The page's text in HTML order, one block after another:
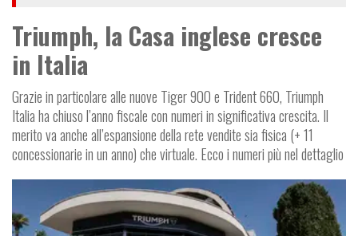
Triumph, la Casa inglese cresce
in Italia
Grazie in particolare alle nuove Tiger 900 e Trident 660, Triumph
Italia ha chiuso l’anno fiscale con numeri in significativa crescita. Il
merito va anche all’espansione della rete vendite sia fisica (+ 11
concessionarie in un anno) che virtuale. Ecco i numeri più nel dettaglio